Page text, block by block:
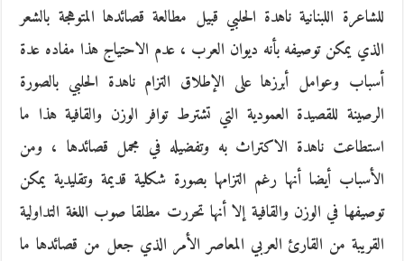
للشاعرة اللبنانية ناهدة الحلبي قبيل مطالعة قصائدها المتوهجة بالشعر
الذي يمكن توصيفه بأنه ديوان العرب ، عدم الاحتياج هذا مفاده عدة
أسباب وعوامل أبرزها على الإطلاق التزام ناهدة الحلبي بالصورة
الرصينة للقصيدة العمودية التي تشترط توافر الوزن والقافية هذا ما
استطاعت ناهدة الاكتراث به وتفضيله في مجمل قصائدها ، ومن
الأسباب أيضا أنها رغم التزامها بصورة شكلية قديمة وتقليدية يمكن
توصيفها في الوزن والقافية إلا أنها تحررت مطلقا صوب اللغة التداولية
القريبة من القارئ العربي المعاصر الأمر الذي جعل من قصائدها ما